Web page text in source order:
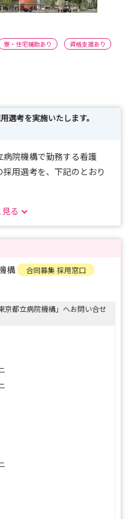
寮・住宅補助あり
資格支援あり
考を実施いたします。
院機構で勤務する看護
用選考を、下記のとおり
る
構
合同募集 採用窓口
京都立病院機構」へお問い合せ